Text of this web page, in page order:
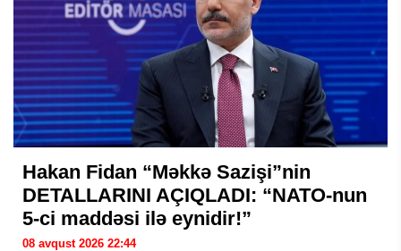
Hakan Fidan “Məkkə Sazişi”nin
DETALLARINI AÇIQLADI: “NATO-nun
5-ci maddəsi ilə eynidir!”
08 avqust 2026 22:44